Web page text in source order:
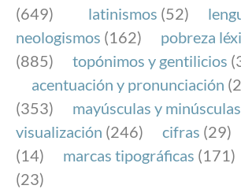
(649)
latinismos (52)
neologismos (162) pobreza
(885)
topónimos y gentilicios
acentuación y pronunciación
(353)
mayúsculas y minúsculas
visualización (246) cifras (29)
(14)
marcas tipográficas (171)
(23)